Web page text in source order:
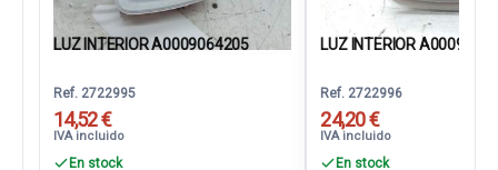
LUZ INTERIOR A0009064205
Ref. 2722995
14,52 €
IVA incluido
En stock
LUZ INTERIOR
Ref. 2722996
24,20 €
IVA incluido
En stock